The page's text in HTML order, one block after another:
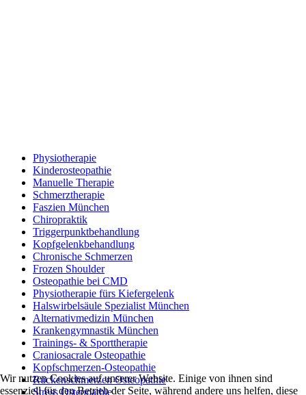
Physiotherapie
Kinderosteopathie
Manuelle Therapie
Schmerztherapie
Faszien München
Chiropraktik
Triggerpunktbehandlung
Kopfgelenkbehandlung
Chronische Schmerzen
Frozen Shoulder
Osteopathie bei CMD
Physiotherapie fürs Kiefergelenk
Halswirbelsäule Spezialist München
Alternativmedizin München
Krankengymnastik München
Trainings- & Sporttherapie
Craniosacrale Osteopathie
Kopfschmerzen-Osteopathie
Rückenschmerzen Osteopathie
Stress Osteopathie
Wir nutzen Cookies auf unserer Website. Einige von ihnen sind
essenziell für den Betrieb der Seite, während andere uns helfen, diese